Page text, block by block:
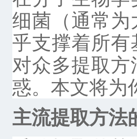
细菌（通常
乎支撑着所
对众多提取
惑。本文将为
主流提取方法